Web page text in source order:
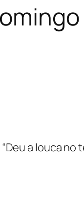
a louca no